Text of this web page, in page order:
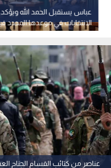
عباس يستقبل الحمد الله ويؤكد
تشرين الثاني 2026
عناصر من كتائب القسام الجناح